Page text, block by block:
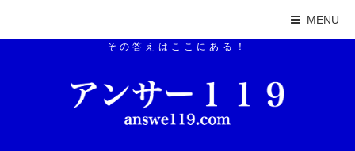
MENU
その答えはここにある！